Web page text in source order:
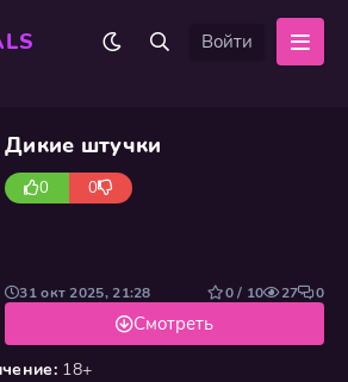
Войти
Дикие штучки
0 0
18+
Смотреть
31 окт 2025, 21:28 0 / 10 27 0